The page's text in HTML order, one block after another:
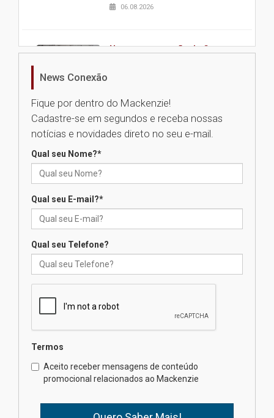
06.08.2026
Nova apresentação do Centro
Universidade Mackenzie
realizará nova edição da Feira
das novas tecnologias em
calouros do segundo semestre
04.08.2026
Brasília prepara seus
estudantes para o PAS antes
mesmo do Ensino Médio
News Conexão
Fique por dentro do Mackenzie!
Cadastre-se em segundos e receba nossas
notícias e novidades direto no seu e-mail.
Qual seu Nome?*
Qual seu E-mail?*
Qual seu Telefone?
Termos
Aceito receber mensagens de conteúdo
promocional relacionados ao Mackenzie